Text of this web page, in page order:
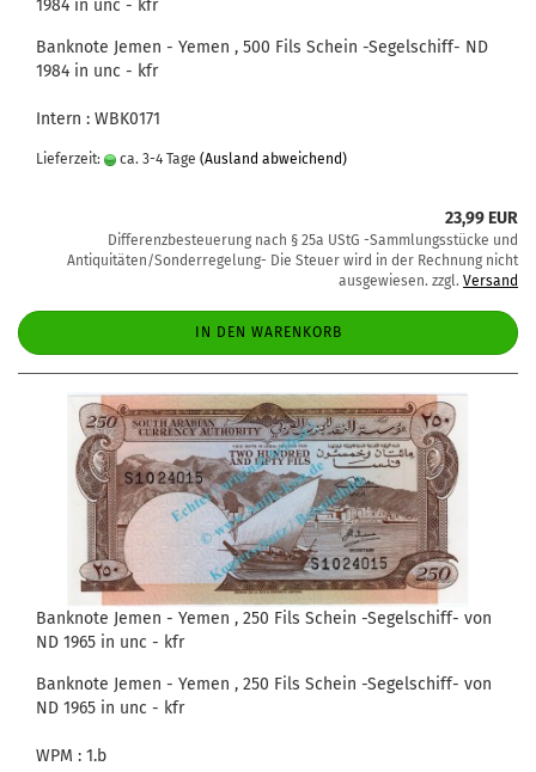
1984 in unc - kfr
Banknote Jemen - Yemen , 500 Fils Schein -Segelschiff- ND
1984 in unc - kfr
Intern : WBK0171
Lieferzeit: ca. 3-4 Tage (Ausland abweichend)
23,99 EUR
Differenzbesteuerung nach § 25a UStG -Sammlungsstücke und
Antiquitäten/Sonderregelung- Die Steuer wird in der Rechnung nicht
ausgewiesen. zzgl. Versand
IN DEN WARENKORB
Banknote Jemen - Yemen , 250 Fils Schein -Segelschiff- von
ND 1965 in unc - kfr
Banknote Jemen - Yemen , 250 Fils Schein -Segelschiff- von
ND 1965 in unc - kfr
WPM : 1.b